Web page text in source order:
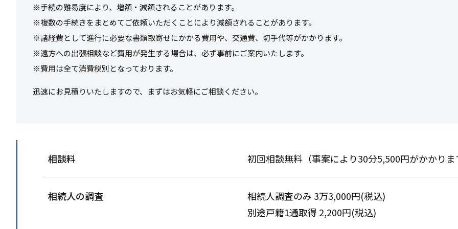
※手続の難易度により、増額・減額されることがあります。
※複数の手続きをまとめてご依頼いただくことにより減額されることがあります。
※諸経費として進行に必要な書類取寄せにかかる費用や、交通費、切手代等がかかります。
※遠方への出張相談など費用が発生する場合は、必ず事前にご案内いたします。
※費用は全て消費税別となっております。
迅速にお見積りいたしますので、まずはお気軽にご相談ください。
相談料 初回相談無料（事案により30分5,500円がかかり
相続人の調査
相続人調査のみ 3万3,000円(税込)
別途戸籍1通取得 2,200円(税込)